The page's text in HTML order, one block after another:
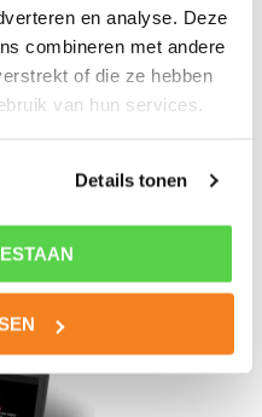
en analyse. Deze
combineren met andere
of die ze hebben
van hun services.
Details tonen
bij jou in de buurt
Boost your batteries!
andere aanraders:
de Drie Batterijen®
. Ook te beluisteren via de